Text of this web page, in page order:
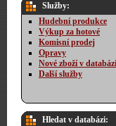
Služby:
Hudební produkce
Výkup za hotové
Komisní prodej
Opravy
Nové zboží v databázi
Další služby
Hledat v databázi: